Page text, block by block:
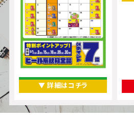
▼ 詳細はコチラ